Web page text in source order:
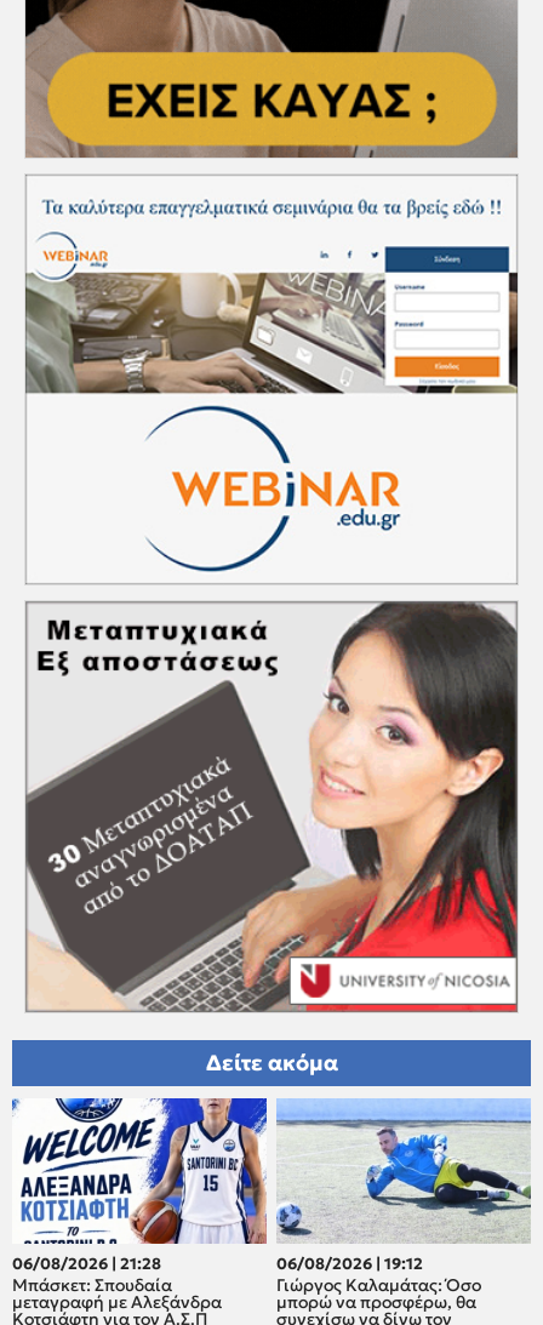
Δείτε ακόμα
06/08/2026 | 21:28
Μπάσκετ: Σπουδαία
μεταγραφή με Αλεξάνδρα
Κοτσιάφτη για τον A.Σ.Π
06/08/2026 | 19:12
Γιώργος Καλαμάτας: Όσο
μπορώ να προσφέρω, θα
συνεχίσω να δίνω τον